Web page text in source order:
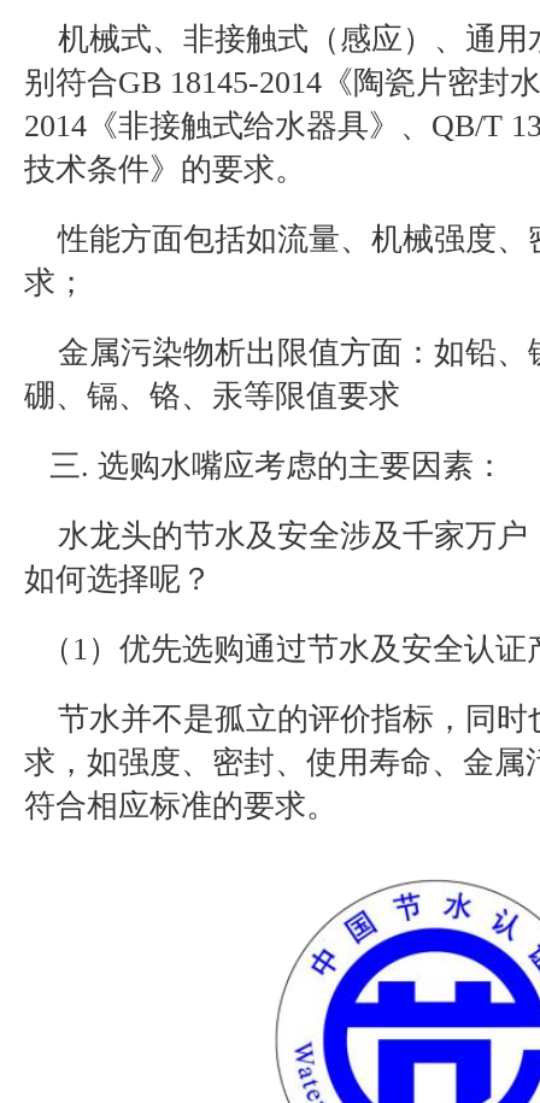
机械式、 非接触式（感应） 、 通用
别符合GB 18145-2014 《陶瓷片密封
2014 《非接触式给水器具》、 QB/T
技术条件》的要求。
性能方面包括如流量、机械强度
求；
金属污染物析出限值方面：如铅、
硼、镉、铬、汞等限值要求
三. 选购水嘴应考虑的主要因素：
水龙头的节水及安全涉及千家万户
如何选择呢？
（1） 优先选购通过节水及安全认证
节水并不是孤立的评价指标，同
求，如强度、密封、使用寿命、金属
符合相应标准的要求。